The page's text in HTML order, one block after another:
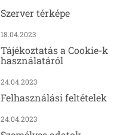
Szerver térképe
18.04.2023
Tájékoztatás a Cookie-k
használatáról
24.04.2023
Felhasználási feltételek
24.04.2023